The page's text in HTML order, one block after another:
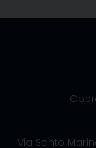
Via Santo